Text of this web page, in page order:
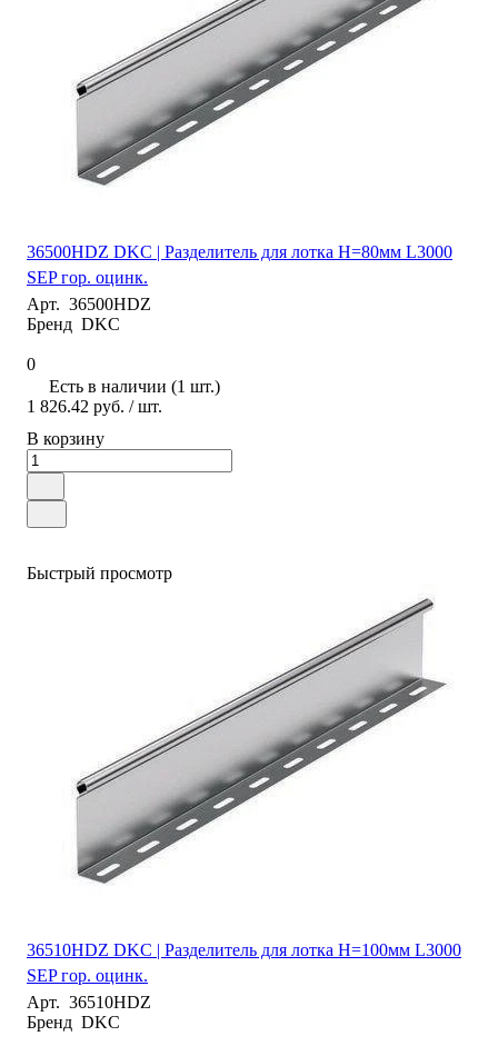
36500HDZ DKC | Разделитель для лотка H=80мм L3000
SEP гор. оцинк.
Арт. 36500HDZ
Бренд DKC
0
Есть в наличии (1 шт.)
1 826.42 руб. / шт.
В корзину
Быстрый просмотр
36510HDZ DKC | Разделитель для лотка H=100мм L3000
SEP гор. оцинк.
Арт. 36510HDZ
Бренд DKC